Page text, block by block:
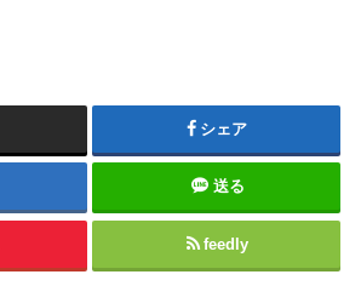
シェア
送る
feedly